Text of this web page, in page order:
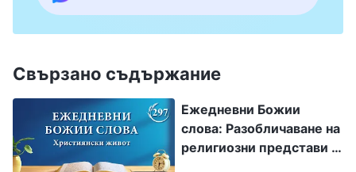
Свързано съдържание
Ежедневни Божии
слова: Разобличаване на
религиозни представи |